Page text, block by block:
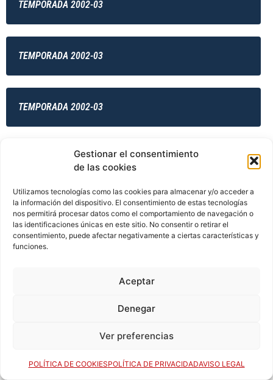
Gestionar el consentimiento
de las cookies
Utilizamos tecnologías como las cookies para almacenar y/o acceder a
la información del dispositivo. El consentimiento de estas tecnologías
nos permitirá procesar datos como el comportamiento de navegación o
las identificaciones únicas en este sitio. No consentir o retirar el
consentimiento, puede afectar negativamente a ciertas características y
funciones.
Aceptar
Denegar
Ver preferencias
POLÍTICA DE COOKIESPOLÍTICA DE PRIVACIDADAVISO LEGAL
TEMPORADA 2002-03
TEMPORADA 2002-03
TEMPORADA 2002-03
TEMPORADA 2002-03
TEMPORADA 2003-04
TEMPORADA 2003-04